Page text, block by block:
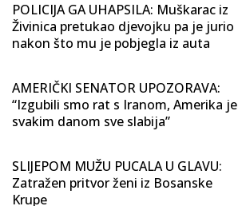
POLICIJA GA UHAPSILA: Muškarac iz
Živinica pretukao djevojku pa je jurio
nakon što mu je pobjegla iz auta
AMERIČKI SENATOR UPOZORAVA:
“Izgubili smo rat s Iranom, Amerika je
svakim danom sve slabija”
SLIJEPOM MUŽU PUCALA U GLAVU:
Zatražen pritvor ženi iz Bosanske
Krupe